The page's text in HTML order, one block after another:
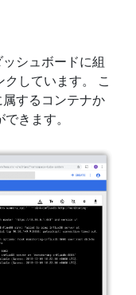
シュボードに組
しています。 こ
するコンテナか
きます。